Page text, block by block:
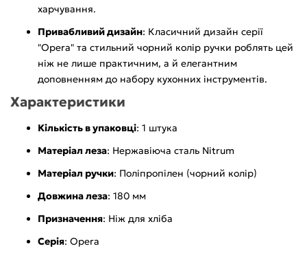
харчування.
Привабливий дизайн: Класичний дизайн серії
"Opera" та стильний чорний колір ручки роблять цей
ніж не лише практичним, а й елегантним
доповненням до набору кухонних інструментів.
Характеристики
Кількість в упаковці: 1 штука
Матеріал леза: Нержавіюча сталь Nitrum
Матеріал ручки: Поліпропілен (чорний колір)
Довжина леза: 180 мм
Призначення: Ніж для хліба
Серія: Opera